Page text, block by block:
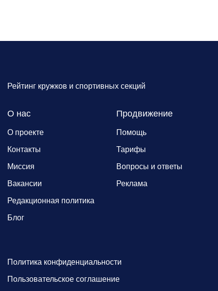
Рейтинг кружков и спортивных секций
О нас
О проекте
Контакты
Миссия
Вакансии
Редакционная политика
Блог
Продвижение
Помощь
Тарифы
Вопросы и ответы
Реклама
Политика конфиденциальности
Пользовательское соглашение